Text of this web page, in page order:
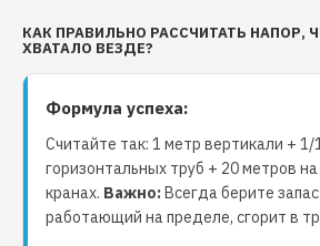
Номинальная объемная
мин)
Номинальный напор:
Максимальная объемная
л/мин)
Максимальный напор: 35 м
КАК ПРАВИЛЬНО РАССЧИТАТЬ НАПОР,
ХВАТАЛО ВЕЗДЕ?
Формула успеха:
Считайте так: 1 метр вертикали +
горизонтальных труб + 20 метров
кранах. Важно:Всегда берите
работающий на пределе, сгорит в